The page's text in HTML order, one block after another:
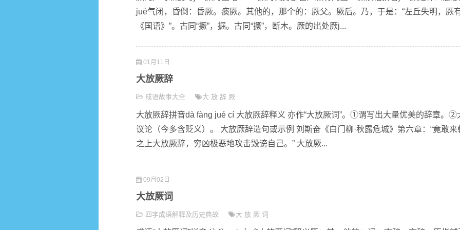
jué气闭，昏倒：昏厥。痰厥。其他的，那个的：厥父。厥后。乃，于是：“左丘失明，厥
《国语》”。古同“撅”，掘。古同“撅”，断木。厥的出处厥j...
01月11日
大放厥辞
成语故事大全 大 放 辞 厥
大放厥辞拼音dà fàng jué cí 大放厥辞释义 亦作“大放厥词”。①谓写出大量优美的辞章。②
议论（今多含贬义）。 大放厥辞造句或示例 刘斯奋《白门柳·秋露危城》第六章：“竟敢来
之上大放厥辞，穷凶极恶地攻击毁谤自己。” 大放厥...
09月02日
大放厥词
四字成语解释及历史典故 大 放 厥 词